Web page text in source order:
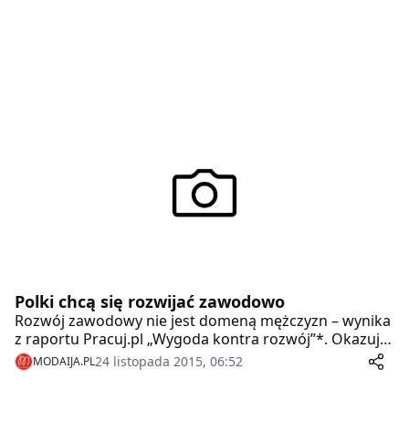
Polki chcą się rozwijać zawodowo
Rozwój zawodowy nie jest domeną mężczyzn – wynika
z raportu Pracuj.pl „Wygoda kontra rozwój”*. Okazuje
się, że kobiety podobnie jak mężczyźni są aktywne na
rynku pracy. Chcą się rozwijać, biorą udział w
MODAIJA.PL24 listopada 2015, 06:52